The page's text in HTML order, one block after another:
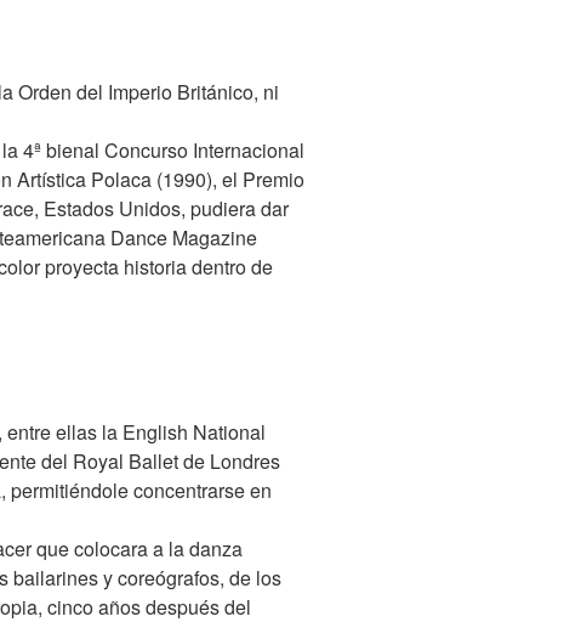
Orden del Imperio Británico, ni
4ª bienal Concurso Internacional
Artística Polaca (1990), el Premio
Estados Unidos, pudiera dar
Dance Magazine
proyecta historia dentro de
ellas la English National
del Royal Ballet de Londres
concentrarse en
que colocara a la danza
bailarines y coreógrafos, de los
cinco años después del